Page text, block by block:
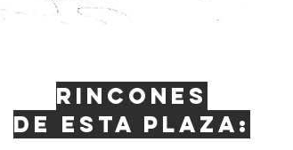
Rincones
de esta plaza: